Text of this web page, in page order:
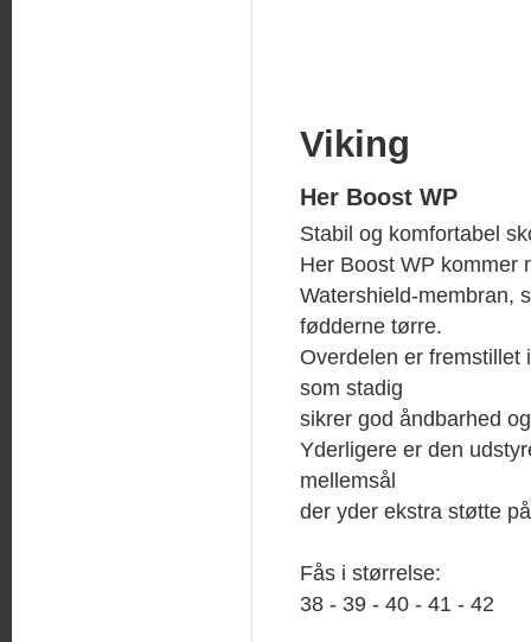
Viking
Her Boost WP
Stabil og komfortabel
Her Boost WP
Watershield-membran,
fødderne tørre.
Overdelen er
som stadig
sikrer god åndbarhed
Yderligere er den
mellemsål
der yder ekstra støtte
Fås i størrelse:
38 - 39 - 40 - 41 - 42